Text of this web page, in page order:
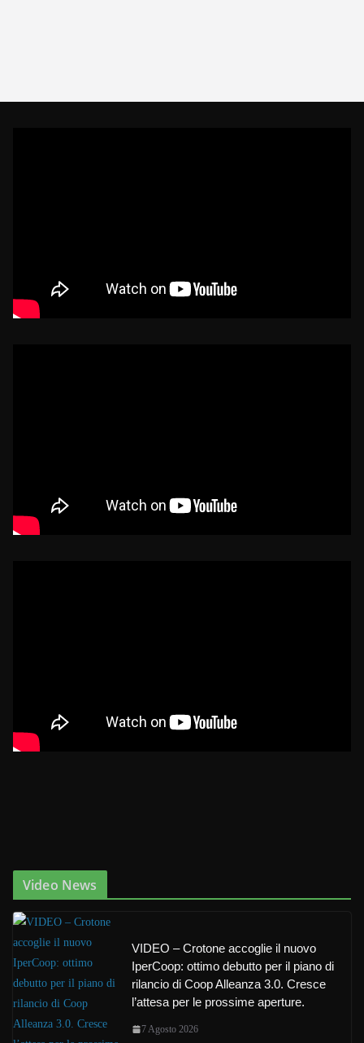
Video News
VIDEO – Crotone accoglie il nuovo
IperCoop: ottimo debutto per il piano di
rilancio di Coop Alleanza 3.0. Cresce
l’attesa per le prossime aperture.
7 Agosto 2026